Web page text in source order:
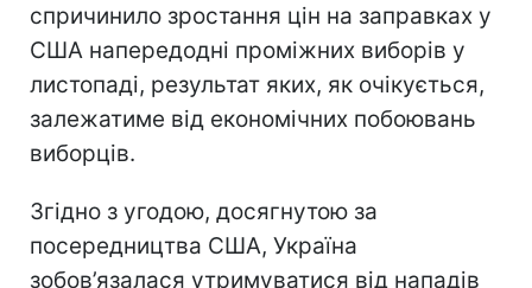
спричинило зростання цін на заправках у
США напередодні проміжних виборів у
листопаді, результат яких, як очікується,
залежатиме від економічних побоювань
виборців.
Згідно з угодою, досягнутою за
посередництва США, Україна
зобов’язалася утримуватися від нападів